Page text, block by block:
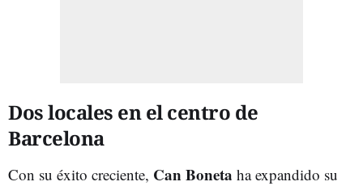
Dos locales en el centro de
Barcelona
Con su éxito creciente, Can Boneta ha expandido su